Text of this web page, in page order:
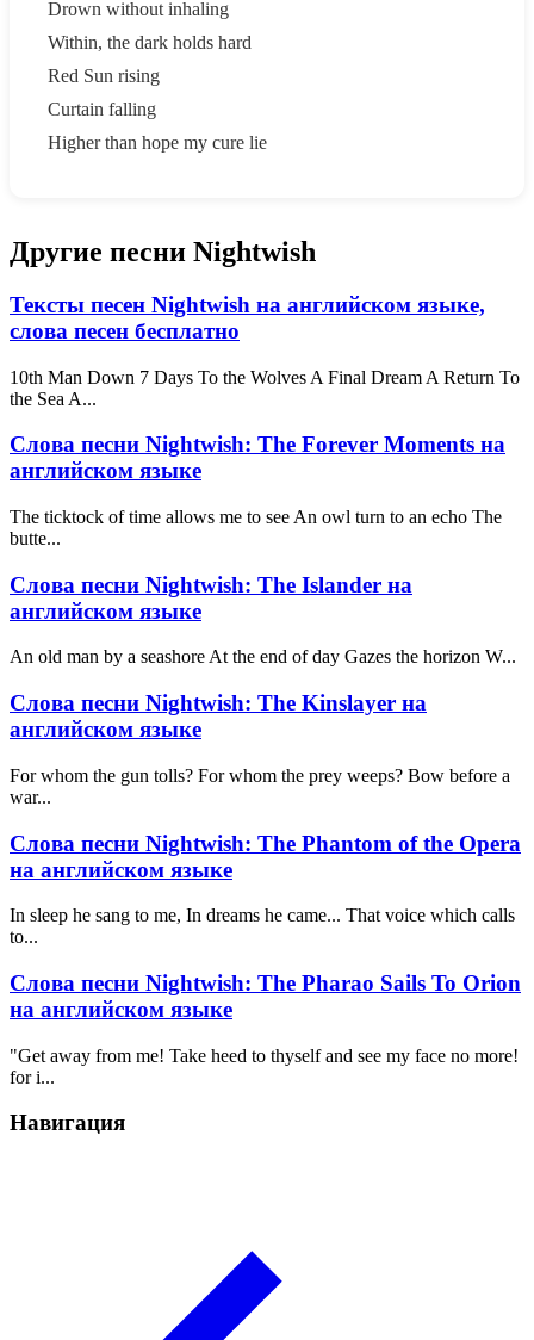
Drown without inhaling
Within, the dark holds hard
Red Sun rising
Curtain falling
Higher than hope my cure lie
Другие песни Nightwish
Тексты песен Nightwish на английском языке,
слова песен бесплатно
10th Man Down 7 Days To the Wolves A Final Dream A Return To
the Sea A...
Слова песни Nightwish: The Forever Moments на
английском языке
The ticktock of time allows me to see An owl turn to an echo The
butte...
Слова песни Nightwish: The Islander на
английском языке
An old man by a seashore At the end of day Gazes the horizon W...
Слова песни Nightwish: The Kinslayer на
английском языке
For whom the gun tolls? For whom the prey weeps? Bow before a
war...
Слова песни Nightwish: The Phantom of the Opera
на английском языке
In sleep he sang to me, In dreams he came... That voice which calls
to...
Слова песни Nightwish: The Pharao Sails To Orion
на английском языке
"Get away from me! Take heed to thyself and see my face no more!
for i...
Навигация